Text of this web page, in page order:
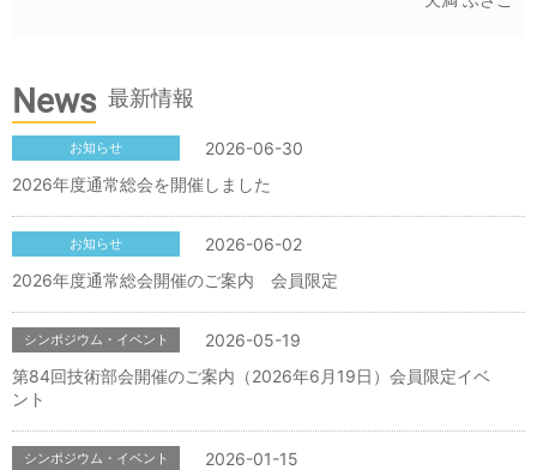
News 最新情報
2026-06-30
お知らせ
2026年度通常総会を開催しました
2026-06-02
お知らせ
2026年度通常総会開催のご案内 会員限定
2026-05-19
シンポジウム・イベント
第84回技術部会開催のご案内（2026年6月19日）会員限定イベ
ント
2026-01-15
シンポジウム・イベント